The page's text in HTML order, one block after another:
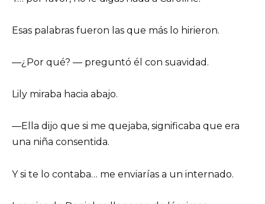
Esas palabras fueron las que más lo hirieron.
—¿Por qué? — preguntó él con suavidad.
Lily miraba hacia abajo.
—Ella dijo que si me quejaba, significaba que era
una niña consentida.
Y si te lo contaba… me enviarías a un internado.